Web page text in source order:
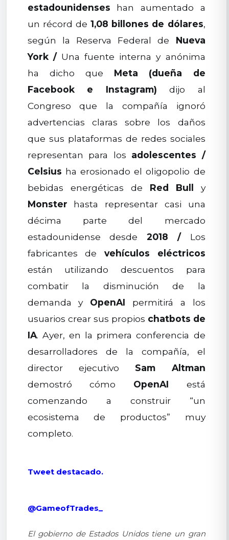
estadounidenses han aumentado a
un récord de1,08 billones de dólares,
según la Reserva Federal de Nueva
York /Una fuente interna y anónima
ha dicho que Meta (dueña de
Facebook e Instagram) dijo al
Congreso que la compañía ignoró
advertencias claras sobre los daños
que sus plataformas de redes sociales
representan para los adolescentes /
Celsius ha erosionado el oligopolio de
bebidas energéticas de Red Bull
y
Monster hasta representar casi una
décima parte del mercado
estadounidense desde2018 /Los
fabricantes de vehículos eléctricos
están utilizando descuentos para
combatir la disminución de la
demanda y OpenAI permitirá a los
usuarios crear sus propios chatbots de
IA. Ayer, en la primera conferencia de
desarrolladores de la compañía, el
director ejecutivo Sam Altman
demostró cómo OpenAI está
comenzando a construir “un
ecosistema de productos” muy
completo.
Tweet destacado.
@GameofTrades_
El gobierno de Estados Unidos tiene un gran